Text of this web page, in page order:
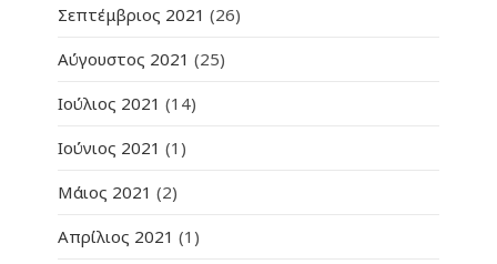
Σεπτέμβριος 2021 (26)
Αύγουστος 2021 (25)
Ιούλιος 2021 (14)
Ιούνιος 2021 (1)
Μάιος 2021 (2)
Απρίλιος 2021 (1)